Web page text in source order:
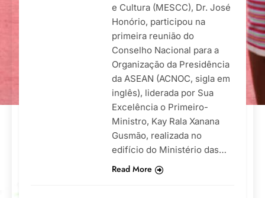
e Cultura (MESCC), Dr. José
Honório, participou na
primeira reunião do
Conselho Nacional para a
Organização da Presidência
da ASEAN (ACNOC, sigla em
inglês), liderada por Sua
Excelência o Primeiro-
Ministro, Kay Rala Xanana
Gusmão, realizada no
edifício do Ministério das…
Read More